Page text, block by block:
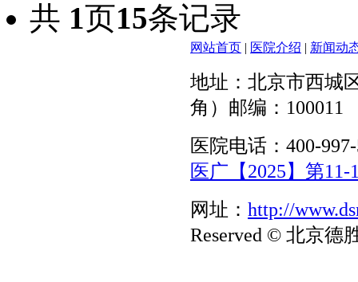
共 1页15条记录
网站首页 医院介绍 新闻动
地址：北京市西城
角）邮编：100011
医院电话：400-
医广【2025】第11-
网址： http://
Reserved © 北京德